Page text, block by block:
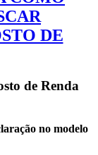
DE
de Renda
no modelo